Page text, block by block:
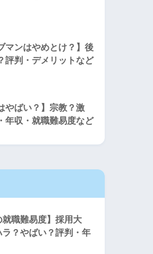
マンはやめとけ？】後
評判・デメリットなど
やばい？】宗教？激
年収・就職難易度など
就職難易度】採用大
？やばい？評判・年